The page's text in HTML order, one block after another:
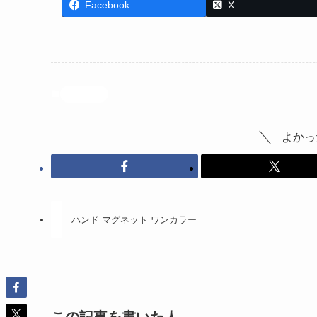
Facebook X
よか
ハンド マグネット ワンカラー